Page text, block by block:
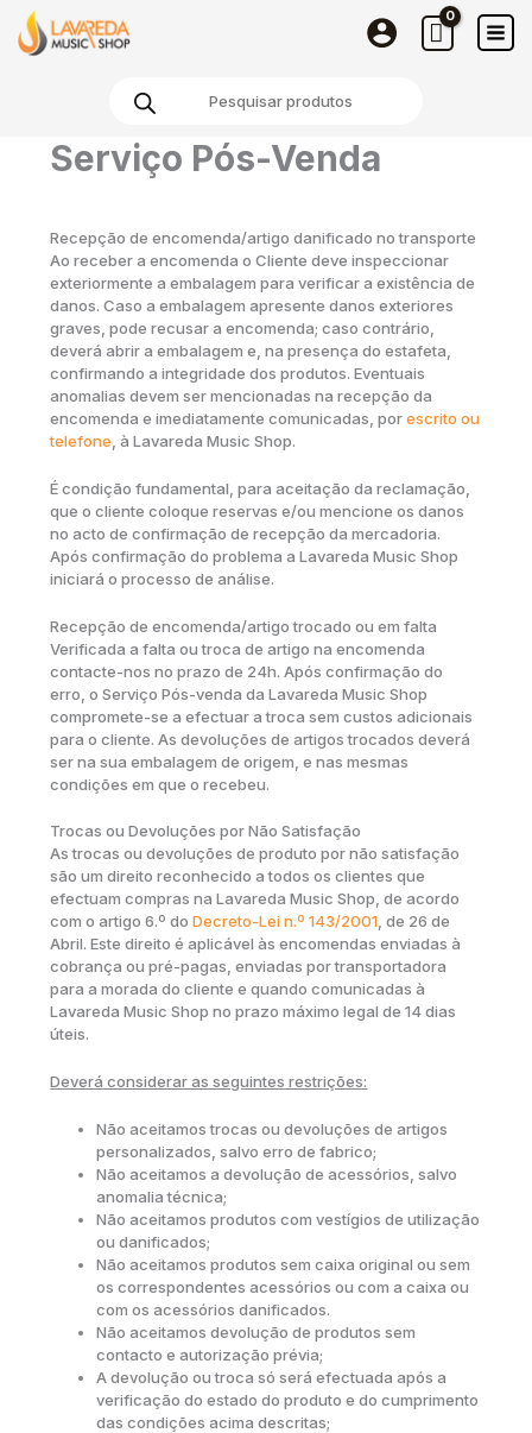
content
Serviço Pós-Venda
Recepção de encomenda/artigo danificado no transporte
Ao receber a encomenda o Cliente deve inspeccionar
exteriormente a embalagem para verificar a existência de
danos. Caso a embalagem apresente danos exteriores
graves, pode recusar a encomenda; caso contrário,
deverá abrir a embalagem e, na presença do estafeta,
confirmando a integridade dos produtos. Eventuais
anomalias devem ser mencionadas na recepção da
encomenda e imediatamente comunicadas, porescrito ou
telefone , à Lavareda Music Shop.
É condição fundamental, para aceitação da reclamação,
que o cliente coloque reservas e/ou mencione os danos
no acto de confirmação de recepção da mercadoria.
Após confirmação do problema a Lavareda Music Shop
iniciará o processo de análise.
Recepção de encomenda/artigo trocado ou em falta
Verificada a falta ou troca de artigo na encomenda
contacte-nos no prazo de 24h. Após confirmação do
erro, o Serviço Pós-venda da Lavareda Music Shop
compromete-se a efectuar a troca sem custos adicionais
para o cliente. As devoluções de artigos trocados deverá
ser na sua embalagem de origem, e nas mesmas
condições em que o recebeu.
Trocas ou Devoluções por Não Satisfação
As trocas ou devoluções de produto por não satisfação
são um direito reconhecido a todos os clientes que
efectuam compras na Lavareda Music Shop, de acordo
com o artigo 6.º doDecreto-Lei n.º 143/2001, de 26 de
Abril. Este direito é aplicável às encomendas enviadas à
cobrança ou pré-pagas, enviadas por transportadora
para a morada do cliente e quando comunicadas à
Lavareda Music Shop no prazo máximo legal de 14 dias
úteis.
Deverá considerar as seguintes restrições:
Não aceitamos trocas ou devoluções de artigos
personalizados, salvo erro de fabrico;
Não aceitamos a devolução de acessórios, salvo
anomalia técnica;
Não aceitamos produtos com vestígios de utilização
ou danificados;
Não aceitamos produtos sem caixa original ou sem
os correspondentes acessórios ou com a caixa ou
com os acessórios danificados.
Não aceitamos devolução de produtos sem
contacto e autorização prévia;
A devolução ou troca só será efectuada após a
verificação do estado do produto e do cumprimento
das condições acima descritas;